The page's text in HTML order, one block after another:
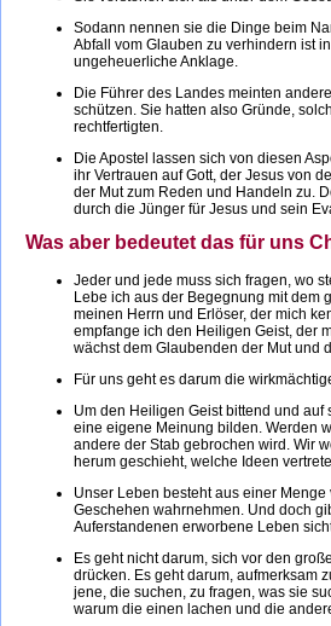
Sodann nennen sie die Dinge beim
Abfall vom Glauben zu verhindern ist
ungeheuerliche Anklage.
Die Führer des Landes meinten
schützen. Sie hatten also Gründe,
rechtfertigten.
Die Apostel lassen sich von diesen
ihr Vertrauen auf Gott, der Jesus von
der Mut zum Reden und Handeln zu.
durch die Jünger für Jesus und sein
Was aber bedeutet das für uns
Jeder und jede muss sich fragen, wo
Lebe ich aus der Begegnung mit dem
meinen Herrn und Erlöser, der mich
empfange ich den Heiligen Geist, der
wächst dem Glaubenden der Mut und
Für uns geht es darum die
Um den Heiligen Geist bittend und
eine eigene Meinung bilden. Werden
andere der Stab gebrochen wird. Wir
herum geschieht, welche Ideen
Unser Leben besteht aus einer
Geschehen wahrnehmen. Und doch
Auferstandenen erworbene Leben
Es geht nicht darum, sich vor den
drücken. Es geht darum, aufmerksam
jene, die suchen, zu fragen, was sie
warum die einen lachen und die